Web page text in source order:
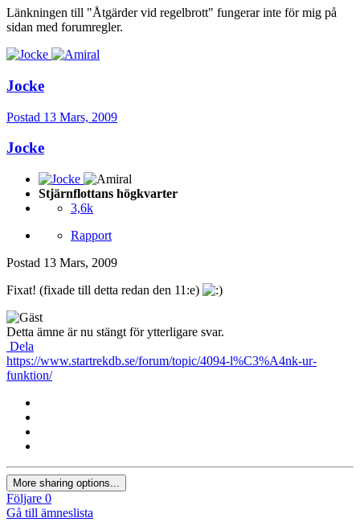
Länkningen till "Åtgärder vid regelbrott" fungerar inte för mig på
sidan med forumregler.
Jocke
Postad 13 Mars, 2009
Jocke
Stjärnflottans högkvarter
3,6k
Rapport
Postad 13 Mars, 2009
Fixat! (fixade till detta redan den 11:e)
Detta ämne är nu stängt för ytterligare svar.
Dela
https://www.startrekdb.se/forum/topic/4094-l%C3%A4nk-ur-
funktion/
More sharing options...
Följare 0
Gå till ämneslista